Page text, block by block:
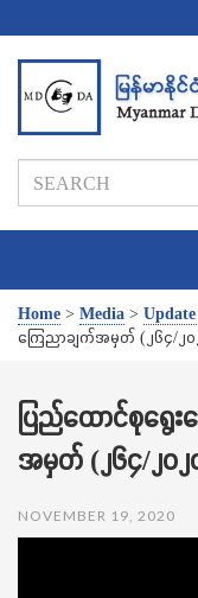
Home > Media > Update
ကြေညာချက်အမှတ် (၂၆၄/၂၀
ပြည်ထောင်စုရွေ
အမှတ် (၂၆၄/၂၀၂
NOVEMBER 19, 2020